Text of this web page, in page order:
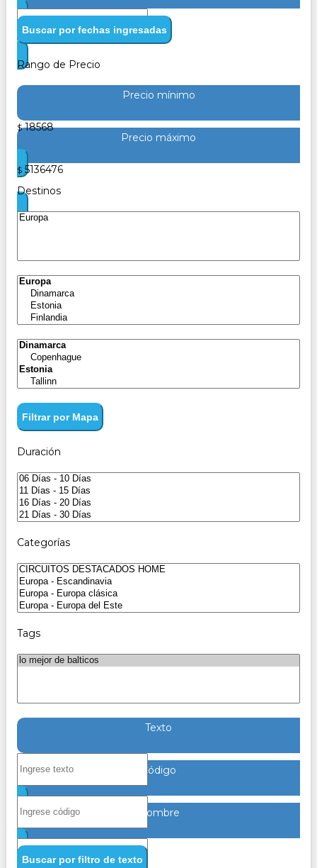
Buscar por fechas ingresadas
Rango de Precio
Precio mínimo
$ 18568
Precio máximo
$ 5136476
Destinos
Filtrar por Mapa
Duración
Categorías
Tags
Texto
Código
Nombre
Buscar por filtro de texto